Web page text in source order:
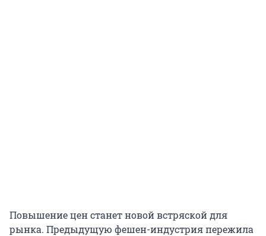
Повышение цен станет новой встряской для
рынка. Предыдущую фешен-индустрия пережила